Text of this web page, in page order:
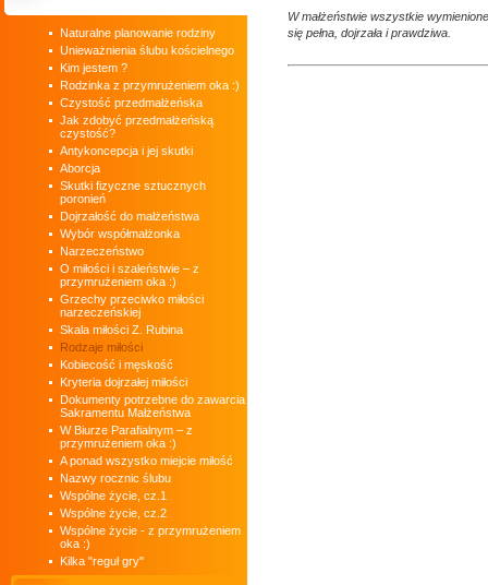
Naturalne planowanie rodziny
Unieważnienia ślubu kościelnego
Kim jestem ?
Rodzinka z przymrużeniem oka :)
Czystość przedmałżeńska
Jak zdobyć przedmałżeńską
czystość?
Antykoncepcja i jej skutki
Aborcja
Skutki fizyczne sztucznych
poronień
Dojrzałość do małżeństwa
Wybór współmałżonka
Narzeczeństwo
O miłości i szaleństwie – z
przymrużeniem oka :)
Grzechy przeciwko miłości
narzeczeńskiej
Skala miłości Z. Rubina
Rodzaje miłości
Kobiecość i męskość
Kryteria dojrzałej miłości
Dokumenty potrzebne do zawarcia
Sakramentu Małżeństwa
W Biurze Parafialnym – z
przymrużeniem oka :)
A ponad wszystko miejcie miłość
Nazwy rocznic ślubu
Wspólne życie, cz.1
Wspólne życie, cz.2
Wspólne życie - z przymrużeniem
oka :)
Kilka "reguł gry"
W małżeństwie wszystkie
się pełna, dojrzała i prawdziwa.